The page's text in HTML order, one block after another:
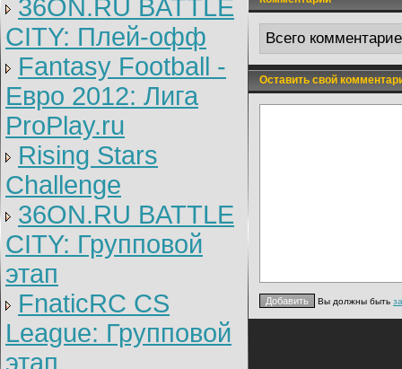
36ON.RU BATTLE
CITY: Плей-офф
Fantasy Football -
Евро 2012: Лига
ProPlay.ru
Rising Stars
Challenge
36ON.RU BATTLE
CITY: Групповой
этап
FnaticRC CS
League: Групповой
этап
Всего
Оставить свой
Вы должны быть